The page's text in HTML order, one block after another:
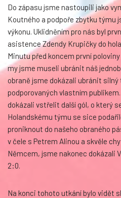
Do zápasu jsme nastoupili jako
Koutného a podpoře zbytku týmu
výkonu. Uklidněním pro nás byl
asistence Zdendy Krupičky do
Minutu před koncem první
my jsme museli ubránit náš
obraně jsme dokázali ubránit
podporovaných vlastním
dokázali vstřelit další gól, o který
Holandskému týmu se sice
proniknout do našeho obraného
v čele s Petrem Alinou a skvěle
Němcem, jsme nakonec dokázali
2:0.
Na konci tohoto utkání bylo vidět